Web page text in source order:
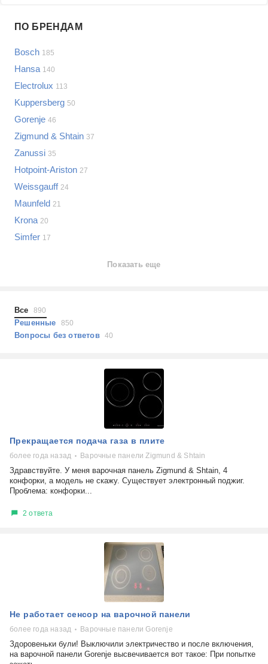
LG
Sony
Bosch
Asus
Lenovo
Indesit
JBL
Показать еще
Проблемы по категориям
Варочные панели
Сотовые телефоны
Планшеты
Наушники
Выберите...
не включается
самопроизвольное выключение
выдает ошибку
плохо работает
решение проблемы
ПО БРЕНДАМ
Bosch 185
Hansa 140
Electrolux 113
Kuppersberg 50
Gorenje 46
Zigmund & Shtain 37
Zanussi 35
Hotpoint-Ariston 27
Weissgauff 24
Maunfeld 21
Krona 20
Simfer 17
Показать еще
Все 890
Решенные 850
Вопросы без ответов40
Прекращается подача газа в плите
более года назад Варочные панели Zigmund & Shtain
Здравствуйте. У меня варочная панель Zigmund & Shtain, 4
конфорки, а модель не скажу. Существует электронный поджиг.
Проблема: конфорки...
2 ответа
Не работает сенсор на варочной панели
более года назад Варочные панели Gorenje
Здоровеньки були! Выключили электричество и после включения,
на варочной панели Gorenje высвечивается вот такое: При попытке